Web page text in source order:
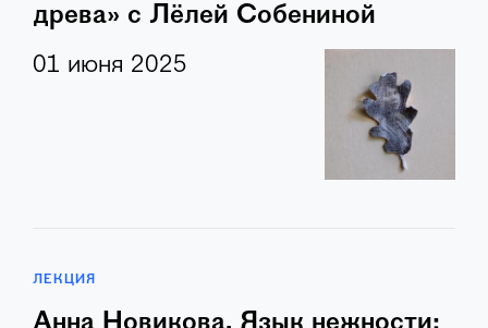
древа» с Лёлей Собениной
01 июня 2025
ЛЕКЦИЯ